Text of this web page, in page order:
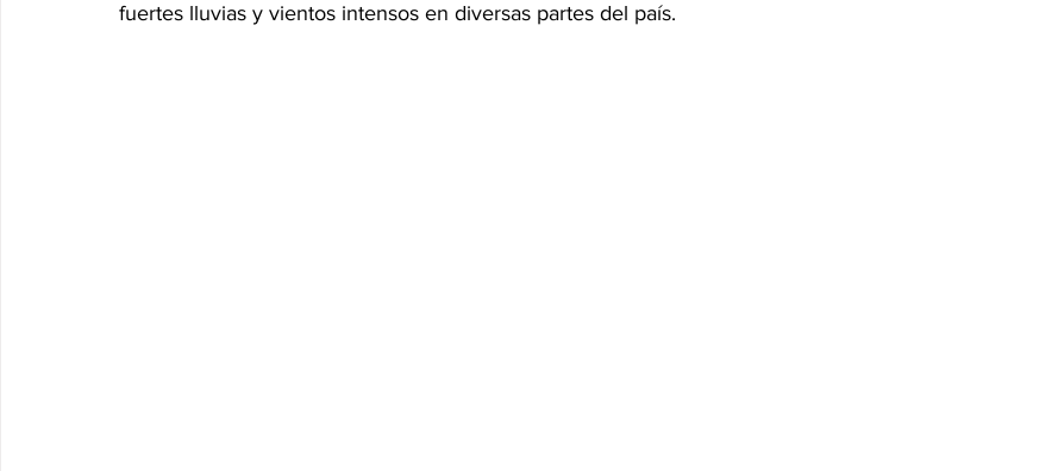
fuertes lluvias y vientos intensos en diversas partes del país.